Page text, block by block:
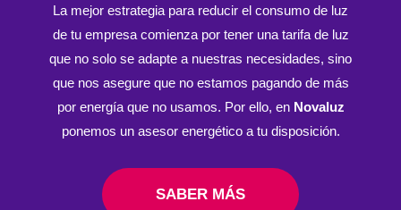
La mejor estrategia para reducir el consumo de luz
de tu empresa comienza por tener una tarifa de luz
que no solo se adapte a nuestras necesidades, sino
que nos asegure que no estamos pagando de más
por energía que no usamos. Por ello, en Novaluz
ponemos un asesor energético a tu disposición.
SABER MÁS